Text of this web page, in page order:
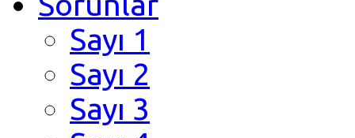
Sayı 1
Sayı 2
Sayı 3